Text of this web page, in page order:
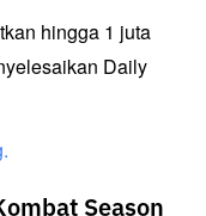
hingga 1 juta
Daily
Season